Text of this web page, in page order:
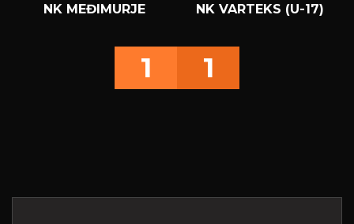
NK MEĐIMURJE NK VARTEKS (U-17)
1 1